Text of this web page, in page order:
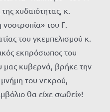
χυδαιότητας, κ.
νοοτροπία» του Γ.
του γκεμπελισμού κ.
εκπρόσωπος του
μας κυβερνά, βρήκε την
του νεκρού,
θα είχε σωθεί»!